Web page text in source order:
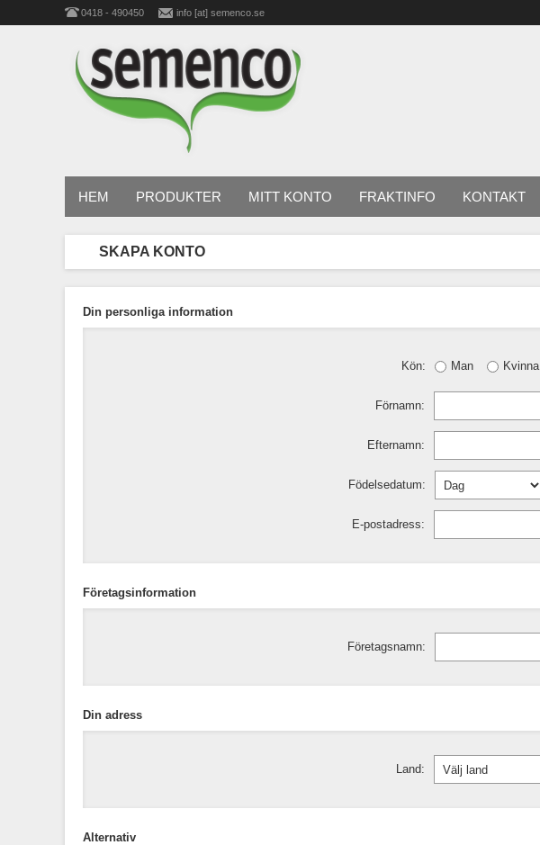
0418 - 490450 info [at] semenco.se
HEM PRODUKTER MITT KONTO FRAKTINFO KONTAKT
SKAPA KONTO
Din personliga information
Kön: Man Kvinna
Förnamn:
Efternamn:
Födelsedatum:
E-postadress:
Företagsinformation
Företagsnamn:
Din adress
Land:
Alternativ